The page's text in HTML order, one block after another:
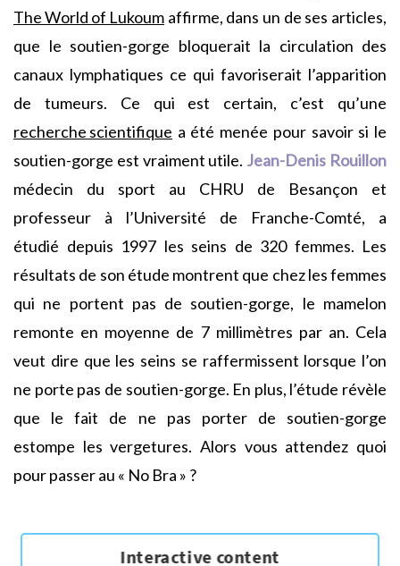
The World of Lukoum affirme, dans un de ses articles,
que le soutien-gorge bloquerait la circulation des
canaux lymphatiques ce qui favoriserait l’apparition
de tumeurs. Ce qui est certain, c’est qu’une
recherche scientifique a été menée pour savoir si le
soutien-gorge est vraiment utile. Jean-Denis Rouillon
médecin du sport au CHRU de Besançon et
professeur à l’Université de Franche-Comté, a
étudié depuis 1997 les seins de 320 femmes. Les
résultats de son étude montrent que chez les femmes
qui ne portent pas de soutien-gorge, le mamelon
remonte en moyenne de 7 millimètres par an. Cela
veut dire que les seins se raffermissent lorsque l’on
ne porte pas de soutien-gorge. En plus, l’étude révèle
que le fait de ne pas porter de soutien-gorge
estompe les vergetures. Alors vous attendez quoi
pour passer au « No Bra » ?